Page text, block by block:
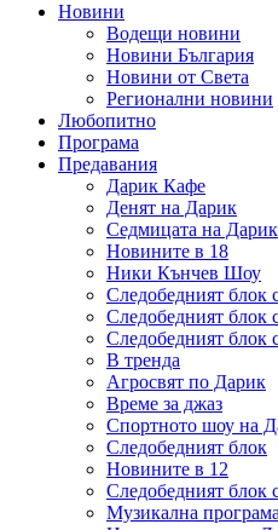
Новини
Водещи новини
Новини България
Новини от Света
Регионални новини
Любопитно
Програма
Предавания
Дарик Кафе
Денят на Дарик
Седмицата на Дарик
Новините в 18
Ники Кънчев Шоу
Следобедният блок
Следобедният блок
Следобедният блок
В тренда
Агросвят по Дарик
Време за джаз
Спортното шоу на
Следобедният блок
Новините в 12
Следобедният блок
Музикална програма